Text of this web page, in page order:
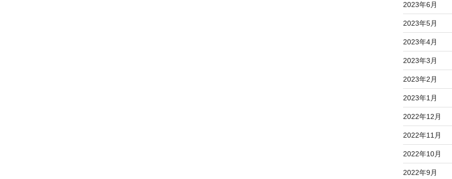
2023年6月
2023年5月
2023年4月
2023年3月
2023年2月
2023年1月
2022年12月
2022年11月
2022年10月
2022年9月